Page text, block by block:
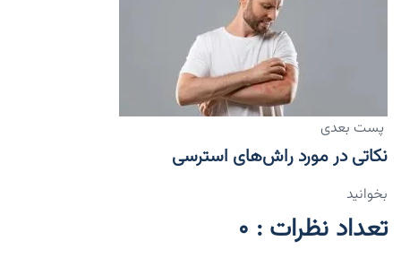
پست بعدی
نکاتی در مورد راش‌های استرسی
بخوانید
تعداد نظرات : 0